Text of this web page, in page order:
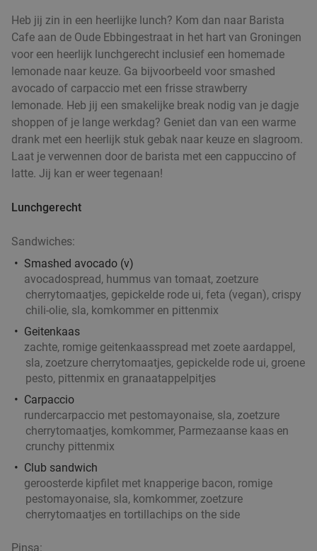
Heb jij zin in een heerlijke lunch? Kom dan naar Barista
Cafe aan de Oude Ebbingestraat in het hart van Groningen
voor een heerlijk lunchgerecht inclusief een homemade
lemonade naar keuze. Ga bijvoorbeeld voor smashed
avocado of carpaccio met een frisse strawberry
lemonade. Heb jij een smakelijke break nodig van je dagje
shoppen of je lange werkdag? Geniet dan van een warme
drank met een heerlijk stuk gebak naar keuze en slagroom.
Laat je verwennen door de barista met een cappuccino of
latte. Jij kan er weer tegenaan!
Lunchgerecht
Sandwiches:
Smashed avocado (v)
avocadospread, hummus van tomaat, zoetzure
cherrytomaatjes, gepickelde rode ui, feta (vegan), crispy
chili-olie, sla, komkommer en pittenmix
Geitenkaas
zachte, romige geitenkaasspread met zoete aardappel,
sla, zoetzure cherrytomaatjes, gepickelde rode ui, groene
pesto, pittenmix en granaatappelpitjes
Carpaccio
rundercarpaccio met pestomayonaise, sla, zoetzure
cherrytomaatjes, komkommer, Parmezaanse kaas en
crunchy pittenmix
Club sandwich
geroosterde kipfilet met knapperige bacon, romige
pestomayonaise, sla, komkommer, zoetzure
cherrytomaatjes en tortillachips on the side
Pinsa: